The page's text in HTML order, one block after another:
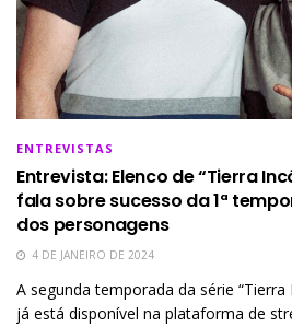
ENTREVISTAS
Entrevista: Elenco de “Tierra
fala sobre sucesso da 1ª
dos personagens
4 DE JANEIRO DE 2024
A segunda temporada da série
já está disponível na plataforma de